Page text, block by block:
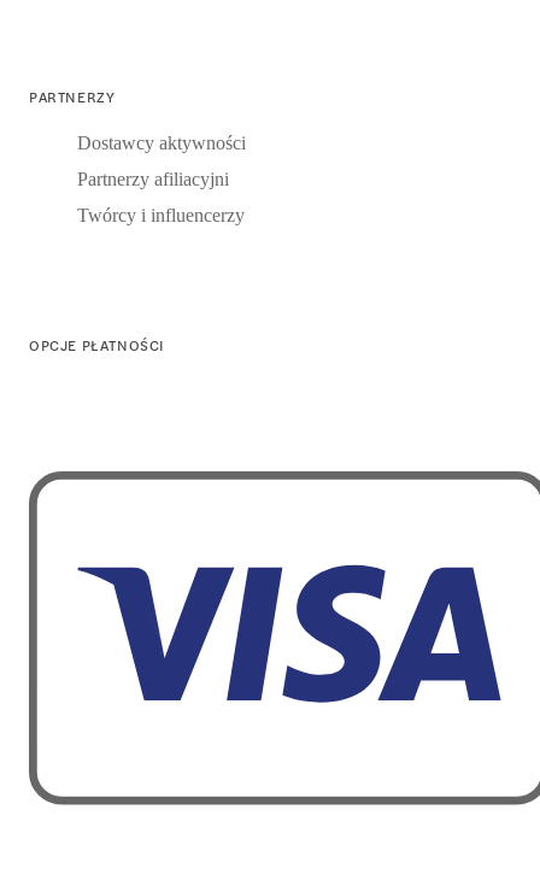
PARTNERZY
Dostawcy aktywności
Partnerzy afiliacyjni
Twórcy i influencerzy
OPCJE PŁATNOŚCI